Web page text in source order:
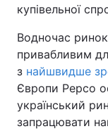
купівельної
Водночас
привабливим
з найшвидше
Європи Pepco
український
запрацювати